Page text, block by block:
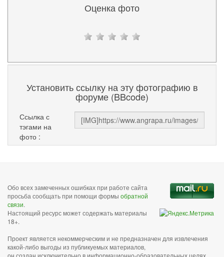
Оценка фото
Установить ссылку на эту фотографию в
форуме (BBcode)
Ссылка с
тэгами на
фото :
Обо всех замеченных ошибках при работе сайта
просьба сообщать при помощи формы обратной
связи.
Настоящий ресурс может содержать материалы
18+.
Проект является некоммерческим и не предназначен для извлечения
какой-либо выгоды из публикуемых материалов,